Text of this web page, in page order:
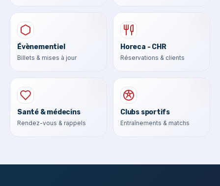
Évènementiel
Billets & mises à jour
Horeca - CHR
Réservations & clients
Santé & médecins
Rendez-vous & rappels
Clubs sportifs
Entraînements & matchs